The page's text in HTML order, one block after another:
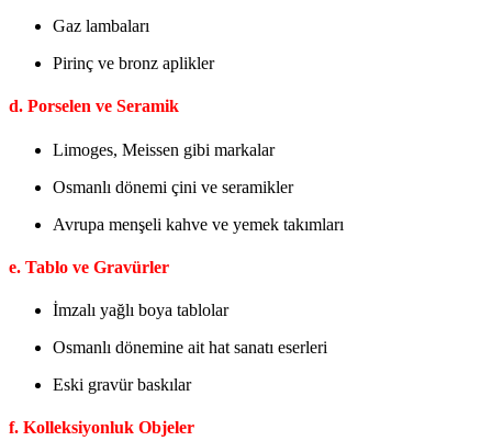
Gaz lambaları
Pirinç ve bronz aplikler
d. Porselen ve Seramik
Limoges, Meissen gibi markalar
Osmanlı dönemi çini ve seramikler
Avrupa menşeli kahve ve yemek takımları
e. Tablo ve Gravürler
İmzalı yağlı boya tablolar
Osmanlı dönemine ait hat sanatı eserleri
Eski gravür baskılar
f. Kolleksiyonluk Objeler